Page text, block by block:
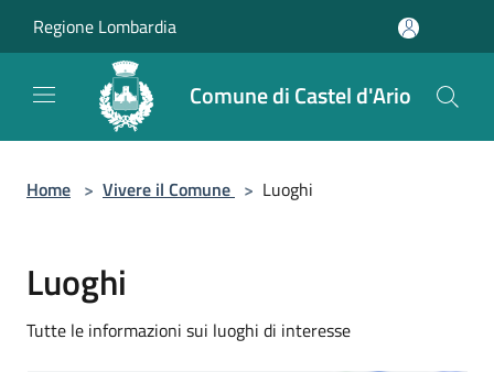
Regione Lombardia
Comune di Castel d'Ario
Home > Vivere il Comune > Luoghi
Luoghi
Tutte le informazioni sui luoghi di interesse